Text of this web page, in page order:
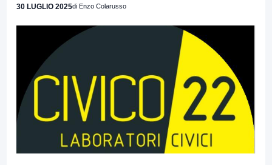
30 LUGLIO 2025di Enzo Colarusso